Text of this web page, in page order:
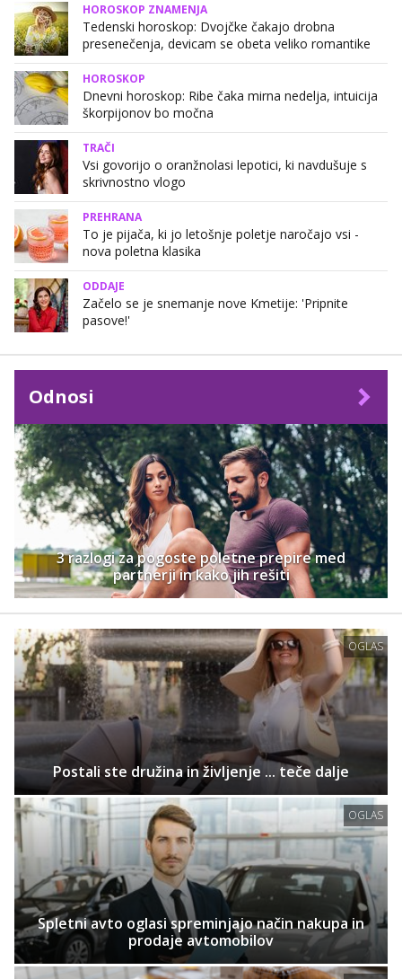
HOROSKOP ZNAMENJA
Tedenski horoskop: Dvojčke čakajo drobna
presenečenja, devicam se obeta veliko romantike
HOROSKOP
Dnevni horoskop: Ribe čaka mirna nedelja, intuicija
škorpijonov bo močna
TRAČI
Vsi govorijo o oranžnolasi lepotici, ki navdušuje s
skrivnostno vlogo
PREHRANA
To je pijača, ki jo letošnje poletje naročajo vsi -
nova poletna klasika
ODDAJE
Začelo se je snemanje nove Kmetije: 'Pripnite
pasove!'
Odnosi
3 razlogi za pogoste poletne prepire med
partnerji in kako jih rešiti
OGLAS
Postali ste družina in življenje ... teče dalje
OGLAS
Spletni avto oglasi spreminjajo način nakupa in
prodaje avtomobilov